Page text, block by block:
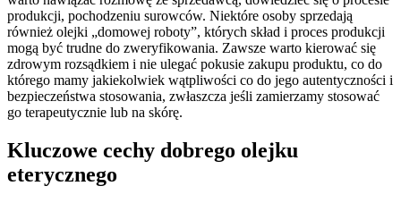
produkcji, pochodzeniu surowców. Niektóre osoby sprzedają
również olejki „domowej roboty”, których skład i proces produkcji
mogą być trudne do zweryfikowania. Zawsze warto kierować się
zdrowym rozsądkiem i nie ulegać pokusie zakupu produktu, co do
którego mamy jakiekolwiek wątpliwości co do jego autentyczności i
bezpieczeństwa stosowania, zwłaszcza jeśli zamierzamy stosować
go terapeutycznie lub na skórę.
Kluczowe cechy dobrego olejku
eterycznego